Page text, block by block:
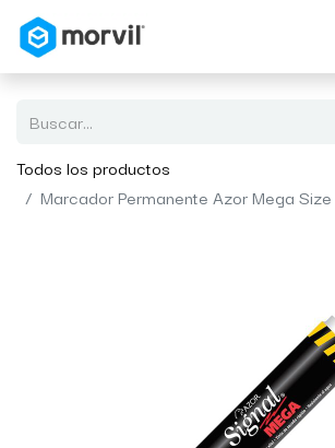
Todos los productos
Marcador Permanente Azor Mega Size